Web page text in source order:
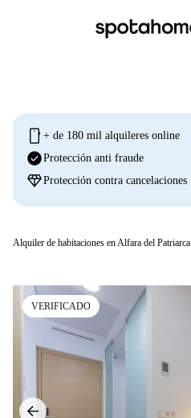
mobile + de 180 mil alquileres online
check_circleProtección anti fraude
diamondProtección contra cancelaciones
Alquiler de habitaciones en Alfara del Patriarca
VERIFICADO